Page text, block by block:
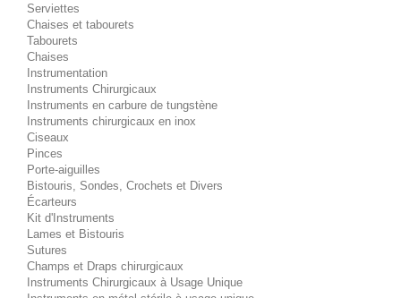
Serviettes
Chaises et tabourets
Tabourets
Chaises
Instrumentation
Instruments Chirurgicaux
Instruments en carbure de tungstène
Instruments chirurgicaux en inox
Ciseaux
Pinces
Porte-aiguilles
Bistouris, Sondes, Crochets et Divers
Écarteurs
Kit d'Instruments
Lames et Bistouris
Sutures
Champs et Draps chirurgicaux
Instruments Chirurgicaux à Usage Unique